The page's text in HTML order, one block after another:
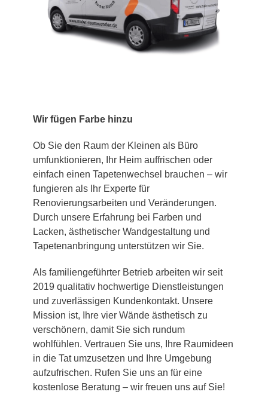
Wir fügen Farbe hinzu
Ob Sie den Raum der Kleinen als Büro
umfunktionieren, Ihr Heim auffrischen oder
einfach einen Tapetenwechsel brauchen – wir
fungieren als Ihr Experte für
Renovierungsarbeiten und Veränderungen.
Durch unsere Erfahrung bei Farben und
Lacken, ästhetischer Wandgestaltung und
Tapetenanbringung unterstützen wir Sie.
Als familiengeführter Betrieb arbeiten wir seit
2019 qualitativ hochwertige Dienstleistungen
und zuverlässigen Kundenkontakt. Unsere
Mission ist, Ihre vier Wände ästhetisch zu
verschönern, damit Sie sich rundum
wohlfühlen. Vertrauen Sie uns, Ihre Raumideen
in die Tat umzusetzen und Ihre Umgebung
aufzufrischen. Rufen Sie uns an für eine
kostenlose Beratung – wir freuen uns auf Sie!